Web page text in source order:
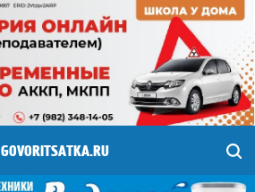
GOVORITSATKA.RU